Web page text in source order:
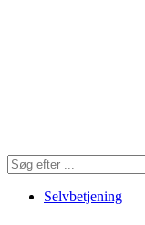
Søg
på
hjemmesiden
Selvbetjening